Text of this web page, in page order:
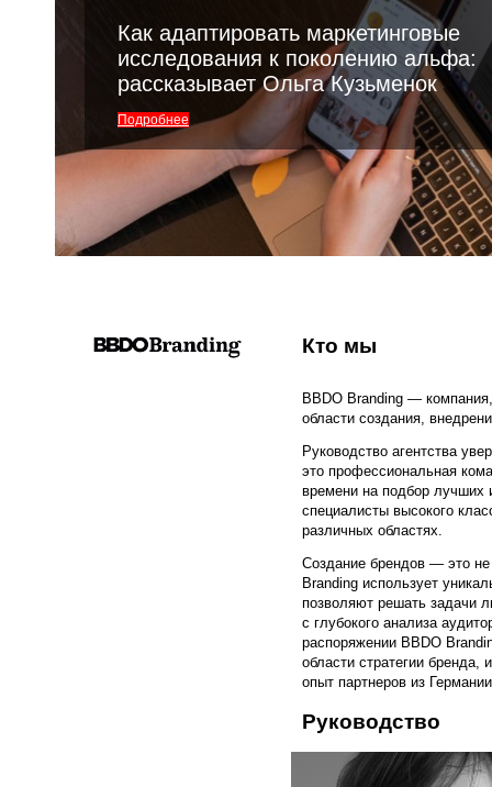
Как адаптировать маркетинговые
исследования к поколению альфа:
рассказывает Ольга Кузьменок
Подробнее
Кто мы
BBDO Branding —
области создания,
Руководство агентства
это профессиональная
времени на подбор лучших
специалисты высокого
различных областях.
Создание брендов — это не
Branding использует
позволяют решать задачи
с глубокого анализа
распоряжении BBDO
области стратегии
опыт партнеров из
Руководство